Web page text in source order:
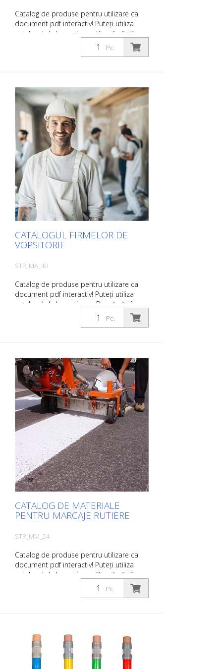
Catalog de produse pentru utilizare ca
document pdf interactiv! Puteți utiliza
catalogul de la secțiunea Descărcări în
limba dorită. Dacă aveți nevoie și de
catalogul cu prețuri (numai pentru clienții
respectivă. Dacă aveți nevoie de informații
suplimentare, vă rugăm să faceți clic pe
imaginea produsului. Veți fi apoi
redirecționat către site-ul nostru. Aici ne
puteți trimite, de asemenea, o cerere de
informații fără caracter obligatoriu. De
asemenea, puteți comanda aceste
informații despre produs în formă tipărită.
Cu toate acestea, vă vom factura costurile
de producție, o taxă de manipulare și
expediere.
Pc.
CATALOGUL FIRMELOR DE
VOPSITORIE
STR_MA_40
Catalog de produse pentru utilizare ca
document pdf interactiv! Puteți utiliza
catalogul de la secțiunea Descărcări în
limba dorită. Dacă aveți nevoie și de
catalogul cu prețuri (numai pentru clienții
respectivă. Dacă aveți nevoie de informații
suplimentare, vă rugăm să faceți clic pe
imaginea produsului. Veți fi apoi
redirecționat către site-ul nostru. Aici ne
puteți trimite, de asemenea, o cerere de
informații fără caracter obligatoriu. De
asemenea, puteți comanda aceste
informații despre produs în formă tipărită.
Cu toate acestea, vă vom factura costurile
de producție, o taxă de manipulare și
expediere.
Pc.
CATALOG DE MATERIALE
PENTRU MARCAJE RUTIERE
STR_MM_24
Catalog de produse pentru utilizare ca
document pdf interactiv! Puteți utiliza
catalogul de la secțiunea Descărcări în
limba dorită. Dacă aveți nevoie și de
catalogul cu prețuri (numai pentru clienții
respectivă. Dacă aveți nevoie de informații
suplimentare, vă rugăm să faceți clic pe
imaginea produsului. Veți fi apoi
redirecționat către site-ul nostru. Aici ne
Pc.